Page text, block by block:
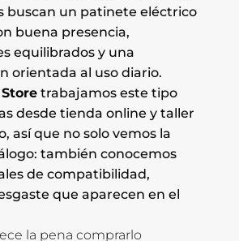
buscan un patinete eléctrico
buena presencia,
equilibrados y una
orientada al uso diario.
trabajamos este tipo
desde tienda online y taller
así que no solo vemos la
también conocemos
de compatibilidad,
que aparecen en el
la pena comprarlo